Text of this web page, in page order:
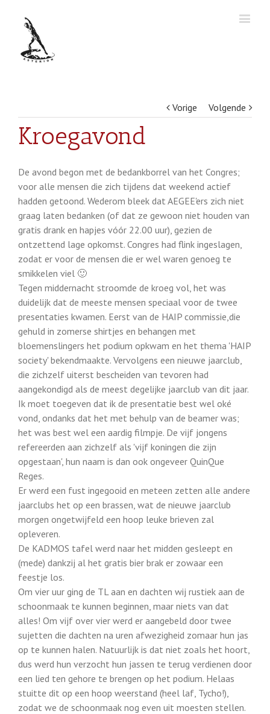
Vorige Volgende
Kroegavond
De avond begon met de bedankborrel van het Congres;
voor alle mensen die zich tijdens dat weekend actief
hadden getoond. Wederom bleek dat AEGEE'ers zich niet
graag laten bedanken (of dat ze gewoon niet houden van
gratis drank en hapjes vóór 22.00 uur), gezien de
ontzettend lage opkomst. Congres had flink ingeslagen,
zodat er voor de mensen die er wel waren genoeg te
smikkelen viel 🙂
Tegen middernacht stroomde de kroeg vol, het was
duidelijk dat de meeste mensen speciaal voor de twee
presentaties kwamen. Eerst van de HAIP commissie,die
gehuld in zomerse shirtjes en behangen met
bloemenslingers het podium opkwam en het thema 'HAIP
society' bekendmaakte. Vervolgens een nieuwe jaarclub,
die zichzelf uiterst bescheiden van tevoren had
aangekondigd als de meest degelijke jaarclub van dit jaar.
Ik moet toegeven dat ik de presentatie best wel oké
vond, ondanks dat het met behulp van de beamer was;
het was best wel een aardig filmpje. De vijf jongens
refereerden aan zichzelf als 'vijf koningen die zijn
opgestaan', hun naam is dan ook ongeveer QuinQue
Reges.
Er werd een fust ingegooid en meteen zetten alle andere
jaarclubs het op een brassen, wat de nieuwe jaarclub
morgen ongetwijfeld een hoop leuke brieven zal
opleveren.
De KADMOS tafel werd naar het midden gesleept en
(mede) dankzij al het gratis bier brak er zowaar een
feestje los.
Om vier uur ging de TL aan en dachten wij rustiek aan de
schoonmaak te kunnen beginnen, maar niets van dat
alles! Om vijf over vier werd er aangebeld door twee
sujetten die dachten na uren afwezigheid zomaar hun jas
op te kunnen halen. Natuurlijk is dat niet zoals het hoort,
dus werd hun verzocht hun jassen te terug verdienen door
een lied ten gehore te brengen op het podium. Helaas
stuitte dit op een hoop weerstand (heel laf, Tycho!),
zodat we de schoonmaak nog even uit moesten stellen.